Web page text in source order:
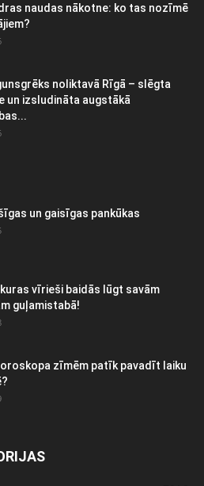
naudas nākotne: ko tas nozīmē
noliktavā Rīgā – slēgta
un izsludināta augstākā
un gaisīgas pankūkas
vīrieši baidās lūgt savām
guļamistabā!
zīmēm patīk pavadīt laiku